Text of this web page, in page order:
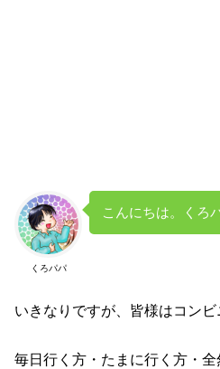
くろパパ
こんにちは。くろ
いきなりですが、皆様はコン
毎日行く方・たまに行く方・全